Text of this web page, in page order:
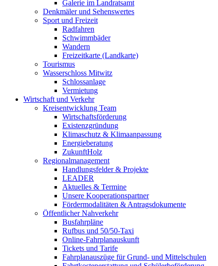
Galerie im Landratsamt
Denkmäler und Sehenswertes
Sport und Freizeit
Radfahren
Schwimmbäder
Wandern
Freizeitkarte (Landkarte)
Tourismus
Wasserschloss Mitwitz
Schlossanlage
Vermietung
Wirtschaft und Verkehr
Kreisentwicklung Team
Wirtschaftsförderung
Existenzgründung
Klimaschutz & Klimaanpassung
Energieberatung
ZukunftHolz
Regionalmanagement
Handlungsfelder & Projekte
LEADER
Aktuelles & Termine
Unsere Kooperationspartner
Fördermodalitäten & Antragsdokumente
Öffentlicher Nahverkehr
Busfahrpläne
Rufbus und 50/50-Taxi
Online-Fahrplanauskunft
Tickets und Tarife
Fahrplanauszüge für Grund- und Mittelschulen